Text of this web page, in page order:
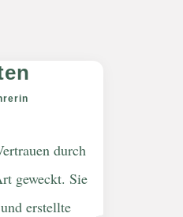
durch
geweckt. Sie
erstellte